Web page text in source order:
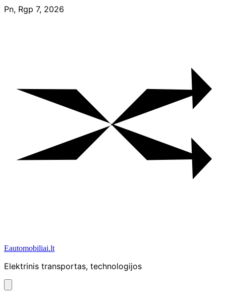
Skip
Pn, Rgp 7, 2026
Eautomobiliai.lt
Elektrinis transportas, technologijos